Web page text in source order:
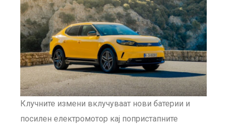
Клучните измени вклучуваат нови батерии и
посилен електромотор кај попристапните